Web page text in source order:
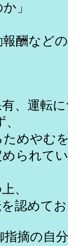
」
酬など
、運転
やむを
められてい
、
めてお
摘の自